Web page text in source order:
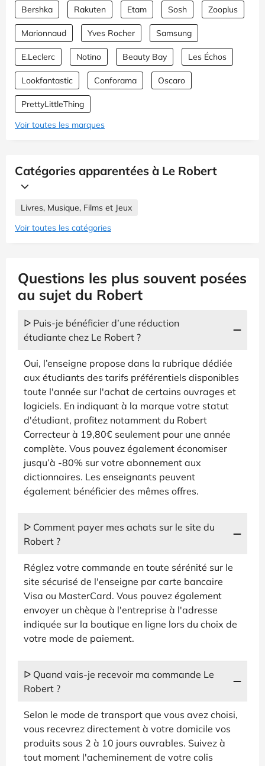
Bershka Rakuten Etam Sosh Zooplus
Marionnaud Yves Rocher Samsung
E.Leclerc Notino Beauty Bay Les Échos
Lookfantastic Conforama Oscaro
PrettyLittleThing
Voir toutes les marques
Catégories apparentées à Le Robert
Livres, Musique, Films et Jeux
Voir toutes les catégories
Questions les plus souvent posées
au sujet du Robert
ᐅ Puis-je bénéficier d’une réduction
étudiante chez Le Robert ?
Oui, l’enseigne propose dans la rubrique dédiée
aux étudiants des tarifs préférentiels disponibles
toute l'année sur l'achat de certains ouvrages et
logiciels. En indiquant à la marque votre statut
d'étudiant, profitez notamment du Robert
Correcteur à 19,80€ seulement pour une année
complète. Vous pouvez également économiser
jusqu’à -80% sur votre abonnement aux
dictionnaires. Les enseignants peuvent
également bénéficier des mêmes offres.
ᐅ Comment payer mes achats sur le site du
Robert ?
Réglez votre commande en toute sérénité sur le
site sécurisé de l'enseigne par carte bancaire
Visa ou MasterCard. Vous pouvez également
envoyer un chèque à l'entreprise à l'adresse
indiquée sur la boutique en ligne lors du choix de
votre mode de paiement.
ᐅ Quand vais-je recevoir ma commande Le
Robert ?
Selon le mode de transport que vous avez choisi,
vous recevrez directement à votre domicile vos
produits sous 2 à 10 jours ouvrables. Suivez à
tout moment l'acheminement de votre colis